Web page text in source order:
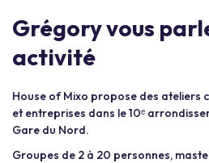
Grégory vous
activité
House of Mixo propose des ateliers
et entreprises dans le 10ᵉ
Gare du Nord.
Groupes de 2 à 20 personnes,